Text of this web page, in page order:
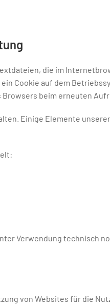
die im
Cookie auf dem
beim erneuten
Einige Elemente
Verwendung technisch
von Websites für die